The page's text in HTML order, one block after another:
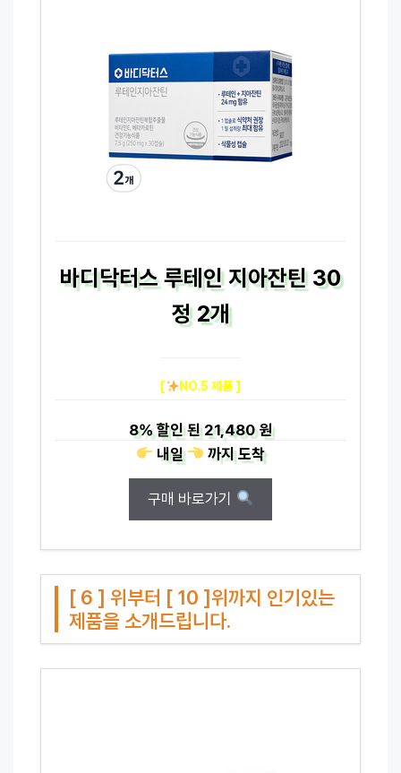
바디닥터스 루테인 지아잔틴 30
정 2개
[ NO.5 제품 ]
8%할인 된21,480 원
내일
까지도착
구매 바로가기
[ 6 ] 위부터 [ 10 ]위까지 인기있는
제품을 소개드립니다.